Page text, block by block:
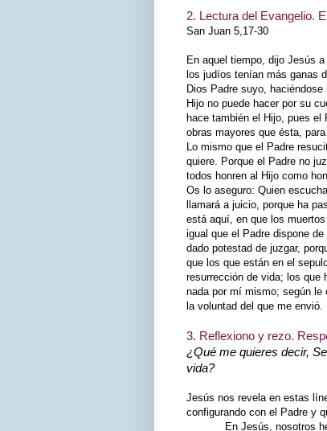
2. Lectura del Evangelio.
San Juan 5,17-30
En aquel tiempo, dijo Jesús
los judíos tenían más ganas
Dios Padre suyo,
Hijo no puede hacer por su
hace también el Hijo, pues
obras mayores que ésta,
Lo mismo que el Padre
quiere. Porque el Padre no
todos honren al Hijo como
Os lo aseguro: Quien
llamará a juicio, porque ha
está aquí, en que los
igual que el Padre dispone
dado potestad de juzgar,
que los que están en el
resurrección de vida; los que
nada por mí mismo; según
la voluntad del que me envió.
3. Reflexiono y rezo.
¿Qué me quieres decir,
vida?
Jesús nos revela en estas
configurando con el Padre y
En Jesús, nosotros